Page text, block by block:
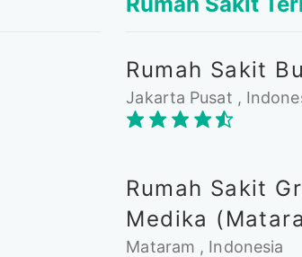
Rumah Sakit
Jakarta Pusat ,
Rumah Sakit
Medika
Mataram , Indonesia